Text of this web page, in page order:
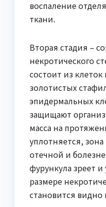
воспаление
ткани.
Вторая стадия –
некротического
состоит из
золотистых
эпидермальных
защищают
масса на
уплотняется,
отечной и
фурункула зреет и
размере
становится видно